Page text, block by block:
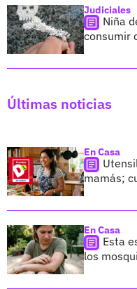
Judiciales
Niña
consumir
Últimas noticias
En Casa
mamás;
En Casa
Esta
los